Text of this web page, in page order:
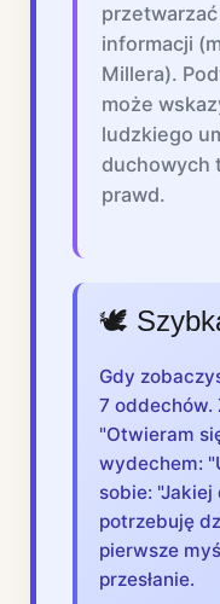
informacji
Millera).
może
ludzkiego
duchowych
prawd.
🕊️
Gdy
7 oddechów.
"Otwieram
wydechem:
sobie:
potrzebuję
pierwsze
przesłanie.